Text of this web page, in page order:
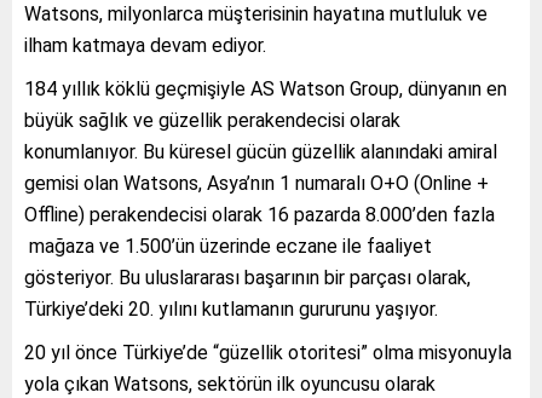
Watsons, milyonlarca müşterisinin hayatına mutluluk ve
ilham katmaya devam ediyor.
184 yıllık köklü geçmişiyle AS Watson Group, dünyanın en
büyük sağlık ve güzellik perakendecisi olarak
konumlanıyor. Bu küresel gücün güzellik alanındaki amiral
gemisi olan Watsons, Asya’nın 1 numaralı O+O (Online +
Offline) perakendecisi olarak 16 pazarda 8.000’den fazla
mağaza ve 1.500’ün üzerinde eczane ile faaliyet
gösteriyor. Bu uluslararası başarının bir parçası olarak,
Türkiye’deki 20. yılını kutlamanın gururunu yaşıyor.
20 yıl önce Türkiye’de “güzellik otoritesi” olma misyonuyla
yola çıkan Watsons, sektörün ilk oyuncusu olarak